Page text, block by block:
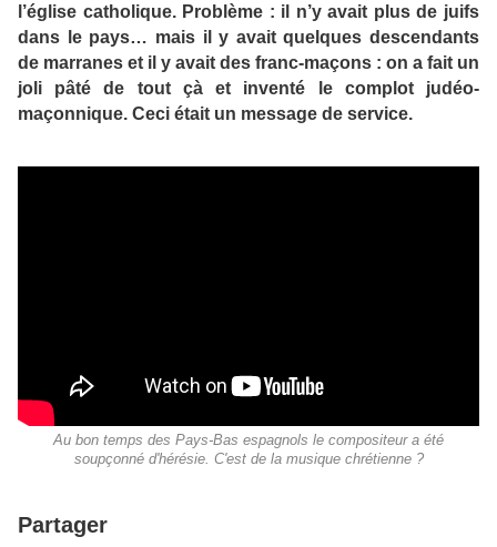
l’église catholique. Problème : il n’y avait plus de juifs
dans le pays… mais il y avait quelques descendants
de marranes et il y avait des franc-maçons : on a fait un
joli pâté de tout çà et inventé le complot judéo-
maçonnique. Ceci était un message de service.
Au bon temps des Pays-Bas espagnols le compositeur a été
soupçonné d'hérésie. C'est de la musique chrétienne ?
Partager